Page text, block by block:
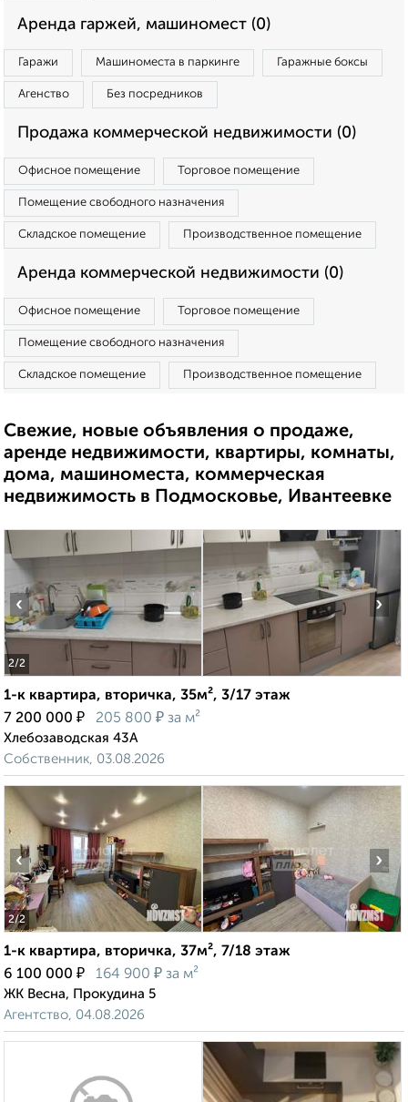
Аренда гаржей, машиномест (0)
Гаражи Машиноместа в паркинге Гаражные боксы
Агенство Без посредников
Продажа коммерческой недвижимости (0)
Офисное помещение Торговое помещение
Помещение свободного назначения
Складское помещение Производственное помещение
Аренда коммерческой недвижимости (0)
Офисное помещение Торговое помещение
Помещение свободного назначения
Складское помещение Производственное помещение
Свежие, новые объявления о продаже,
аренде недвижимости, квартиры, комнаты,
дома, машиноместа, коммерческая
недвижимость в Подмосковье, Ивантеевке
2/2
‹ ›
1-к квартира, вторичка, 35м², 3/17 этаж
7 200 000 ₽ 205 800 ₽ за м²
Хлебозаводская 43А
Собственник, 03.08.2026
2/2
‹ ›
1-к квартира, вторичка, 37м², 7/18 этаж
6 100 000 ₽ 164 900 ₽ за м²
ЖК Весна, Прокудина 5
Агентство, 04.08.2026